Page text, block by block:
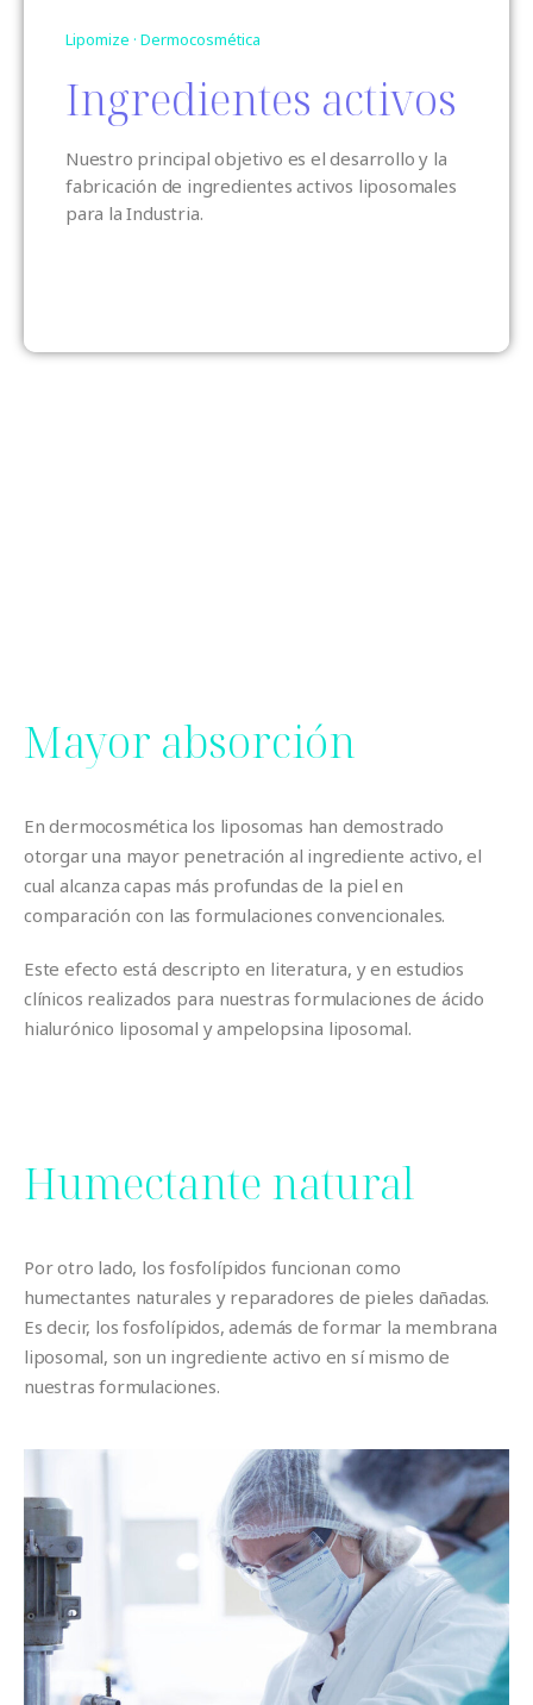
Lipomize · Dermocosmética
Ingredientes activos
Nuestro principal objetivo es el desarrollo y la
fabricación de ingredientes activos liposomales
para la Industria.
Mayor absorción
En dermocosmética los liposomas han demostrado
otorgar una mayor penetración al ingrediente activo, el
cual alcanza capas más profundas de la piel en
comparación con las formulaciones convencionales.
Este efecto está descripto en literatura, y en estudios
clínicos realizados para nuestras formulaciones de ácido
hialurónico liposomal y ampelopsina liposomal.
Humectante natural
Por otro lado, los fosfolípidos funcionan como
humectantes naturales y reparadores de pieles dañadas.
Es decir, los fosfolípidos, además de formar la membrana
liposomal, son un ingrediente activo en sí mismo de
nuestras formulaciones.